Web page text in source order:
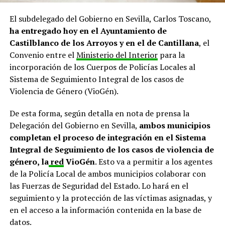
El subdelegado del Gobierno en Sevilla, Carlos Toscano,
ha entregado hoy en el Ayuntamiento de
Castilblanco de los Arroyos y en el de Cantillana, el
Convenio entre elMinisterio del Interiorpara la
incorporación de los Cuerpos de Policías Locales al
Sistema de Seguimiento Integral de los casos de
Violencia de Género (VioGén).
De esta forma, según detalla en nota de prensa la
Delegación del Gobierno en Sevilla, ambos municipios
completan el proceso de integración en el Sistema
Integral de Seguimiento de los casos de violencia de
género, laredVioGén. Esto va a permitir a los agentes
de la Policía Local de ambos municipios colaborar con
las Fuerzas de Seguridad del Estado. Lo hará en el
seguimiento y la protección de las víctimas asignadas, y
en el acceso a la información contenida en la base de
datos.